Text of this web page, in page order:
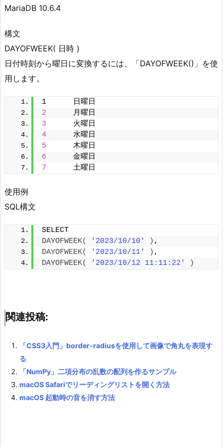
MariaDB 10.6.4
構文
DAYOFWEEK( 日時 )
日付時刻から曜日に変換するには、「DAYOFWEEK()」を使
用します。
1      日曜日
2
      月曜日
3
      火曜日
4
      水曜日
5
      木曜日
6
      金曜日
7
      土曜日
使用例
SQL構文
SELECT
DAYOFWEEK( '2023/10/10' ) ,
DAYOFWEEK( '2023/10/11' ) ,
DAYOFWEEK( '2023/10/12 11:11:22' )
関連投稿:
「CSS3入門」border-radiusを使用して画像で角丸を表現す
る
「NumPy」二項分布の乱数の配列を作るサンプル
macOS Safariでリーディングリストを開く方法
macOS 起動時の音を消す方法